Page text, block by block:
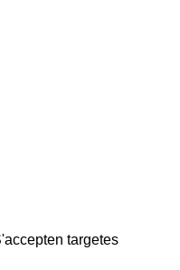
targetes